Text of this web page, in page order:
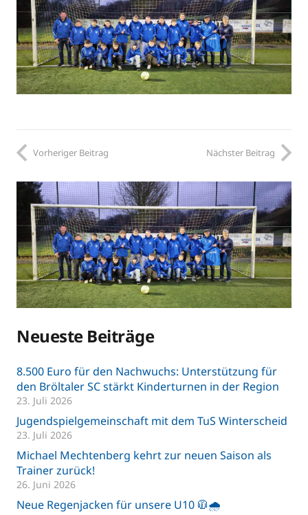
Vorheriger Beitrag Nächster Beitrag
Neueste Beiträge
8.500 Euro für den Nachwuchs: Unterstützung für
den Bröltaler SC stärkt Kinderturnen in der Region
23. Juli 2026
Jugendspielgemeinschaft mit dem TuS Winterscheid
23. Juli 2026
Michael Mechtenberg kehrt zur neuen Saison als
Trainer zurück!
26. Juni 2026
Neue Regenjacken für unsere U10 🧥🌧️